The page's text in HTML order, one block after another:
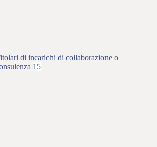
di incarichi di collaborazione o
15